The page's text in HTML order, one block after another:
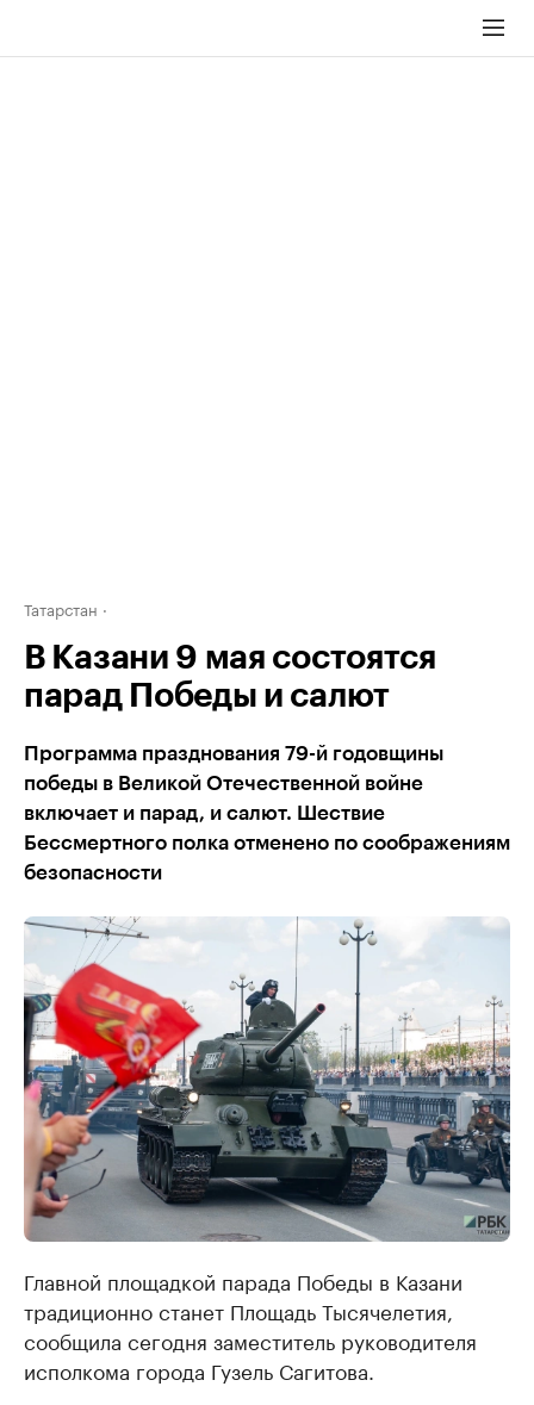
Татарстан
В Казани 9 мая состоятся
парад Победы и салют
Программа празднования 79-й годовщины
победы в Великой Отечественной войне
включает и парад, и салют. Шествие
Бессмертного полка отменено по соображениям
безопасности
Главной площадкой парада Победы в Казани
традиционно станет Площадь Тысячелетия,
сообщила сегодня заместитель руководителя
исполкома города Гузель Сагитова.